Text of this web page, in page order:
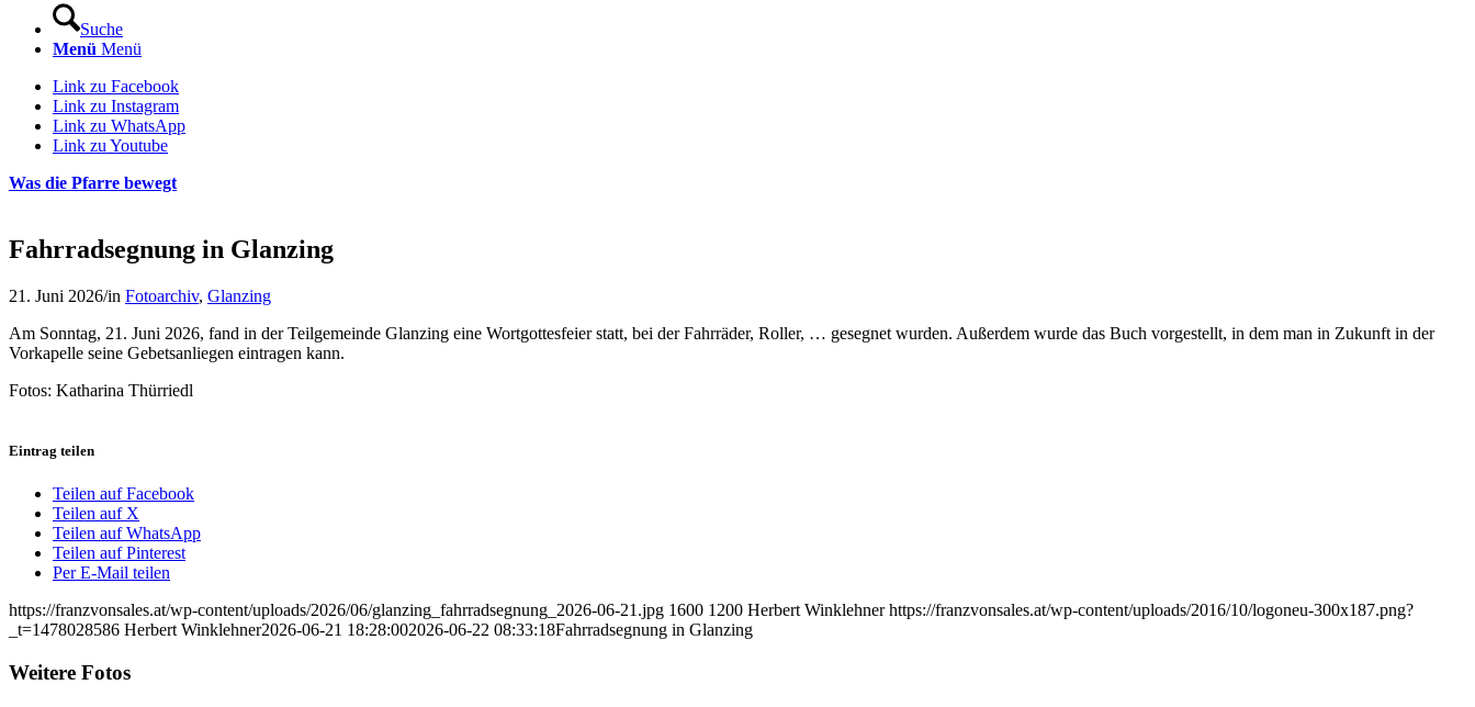
Suche
Menü Menü
Link zu Facebook
Link zu Instagram
Link zu WhatsApp
Link zu Youtube
Was die Pfarre bewegt
Fahrradsegnung in Glanzing
21. Juni 2026/in Fotoarchiv, Glanzing
Am Sonntag, 21. Juni 2026, fand in der Teilgemeinde Glanzing eine Wortgottesfeier statt, bei der Fahrräder, Roller, … gesegnet wurden. Außerdem wurde das Buch vorgestellt, in dem man in Zukunft in der
Vorkapelle seine Gebetsanliegen eintragen kann.
Fotos: Katharina Thürriedl
Eintrag teilen
Teilen auf Facebook
Teilen auf X
Teilen auf WhatsApp
Teilen auf Pinterest
Per E-Mail teilen
https://franzvonsales.at/wp-content/uploads/2026/06/glanzing_fahrradsegnung_2026-06-21.jpg 1600 1200 Herbert Winklehner https://franzvonsales.at/wp-content/uploads/2016/10/logoneu-300x187.png?
_t=1478028586 Herbert Winklehner2026-06-21 18:28:002026-06-22 08:33:18Fahrradsegnung in Glanzing
Weitere Fotos